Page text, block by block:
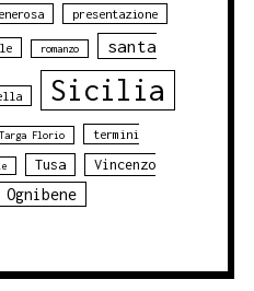
presentazione
romanzo santa
Sicilia
Targa Florio termini
Tusa
Vincenzo